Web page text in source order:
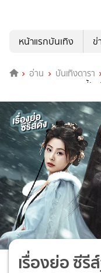
หน้าแรกบันเทิง
ข่
อ่าน บันเทิงดารา
Endlessly Lovelorn หนี้รั
เรื่องย่อ ซีรี